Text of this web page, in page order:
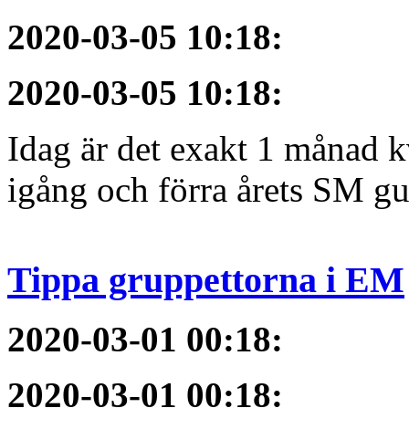
2020-03-05 10:18:
2020-03-05 10:18:
Idag är det exakt 1 månad
igång och förra årets SM
Tippa gruppettorna i EM
2020-03-01 00:18:
2020-03-01 00:18: